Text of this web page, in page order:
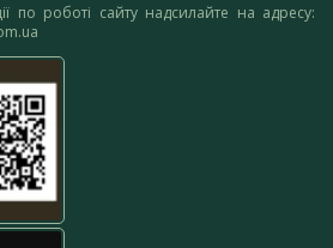
по роботі сайту надсилайте на адресу: